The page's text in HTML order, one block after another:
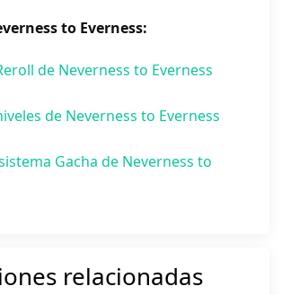
to Everness:
de Neverness to Everness
de Neverness to Everness
Gacha de Neverness to
relacionadas